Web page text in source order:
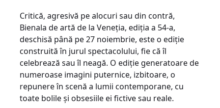
Critică, agresivă pe alocuri sau din contră,
Bienala de artă de la Veneţia, ediţia a 54-a,
deschisă până pe 27 noiembrie, este o ediţie
construită în jurul spectacolului, fie că îl
celebrează sau îl neagă. O ediţie generatoare de
numeroase imagini puternice, izbitoare, o
repunere în scenă a lumii contemporane, cu
toate bolile şi obsesiile ei fictive sau reale.